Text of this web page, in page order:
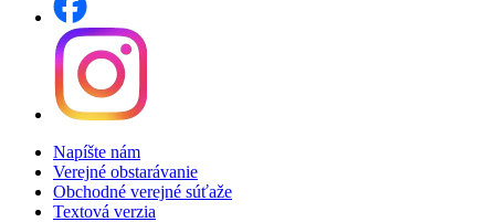
Napíšte nám
Verejné obstarávanie
Obchodné verejné súťaže
Textová verzia